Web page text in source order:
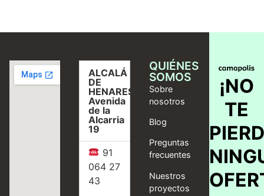
ALCALÁ
DE
HENARES,
Avenida
de la
Alcarria
19
91
064 27
43
QUIÉNES
SOMOS
Sobre
nosotros
Blog
Preguntas
frecuentes
Nuestros
proyectos
¡NO
TE